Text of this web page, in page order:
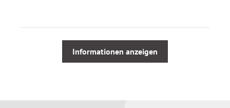
wenn Sie wissen, wie es geht, welche Möglichkeiten
es gibt und was Sie damit erreichen können.
Informationen anzeigen